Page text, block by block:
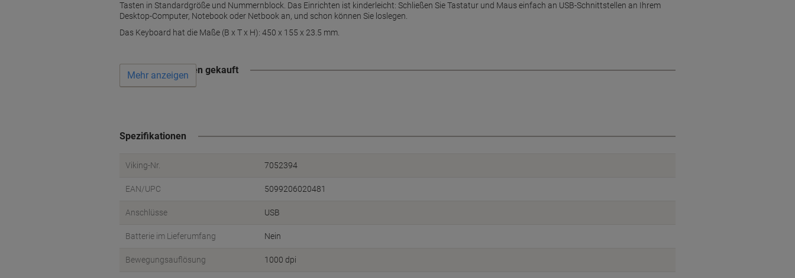
Tasten in Standardgröße und Nummernblock. Das Einrichten ist kinderleicht: Schließen Sie Tastatur und Maus einfach an USB-Schnittstellen an Ihrem
Desktop-Computer, Notebook oder Netbook an, und schon können Sie loslegen.
Das Keyboard hat die Maße (B x T x H): 450 x 155 x 23.5 mm.
Wird oft zusammen gekauft
Mehr anzeigen
Spezifikationen
Viking-Nr. 7052394
EAN/UPC 5099206020481
Anschlüsse USB
Batterie im Lieferumfang Nein
Bewegungsauflösung 1000 dpi